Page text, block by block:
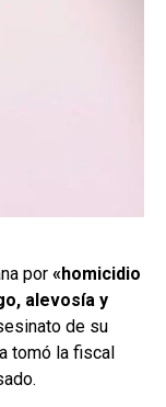
por «homicidio
alevosía y
de su
tomó la fiscal